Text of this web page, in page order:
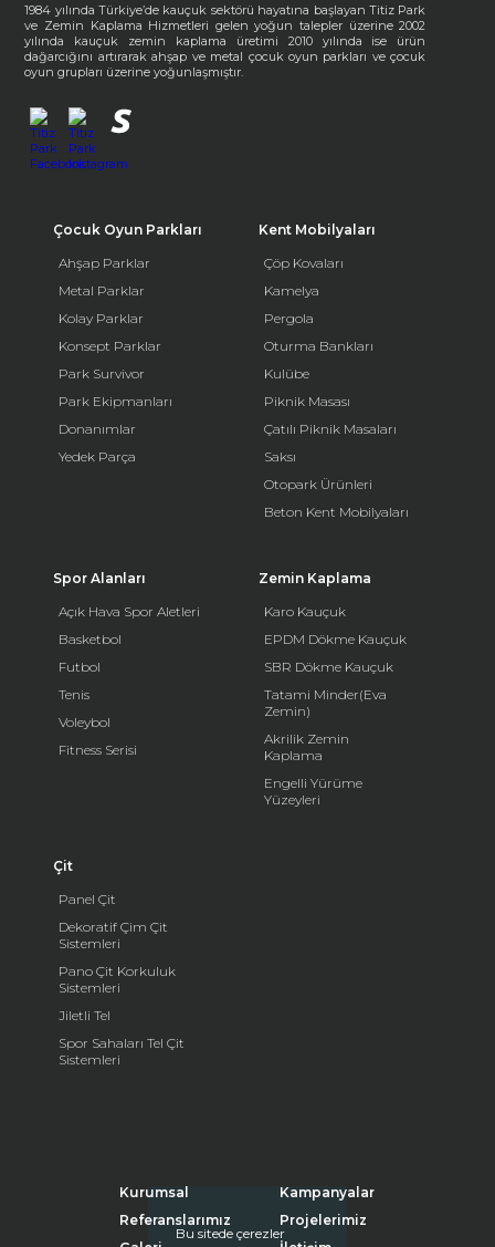
Bu sitede çerezler
1984 yılında Türkiye’de kauçuk sektörü hayatına başlayan Titiz Park
ve Zemin Kaplama Hizmetleri gelen yoğun talepler üzerine 2002
yılında kauçuk zemin kaplama üretimi 2010 yılında ise ürün
dağarcığını artırarak ahşap ve metal çocuk oyun parkları ve çocuk
oyun grupları üzerine yoğunlaşmıştır.
Çocuk Oyun Parkları
Ahşap Parklar
Metal Parklar
Kolay Parklar
Konsept Parklar
Park Survivor
Park Ekipmanları
Donanımlar
Yedek Parça
Kent Mobilyaları
Çöp Kovaları
Kamelya
Pergola
Oturma Bankları
Kulübe
Piknik Masası
Çatılı Piknik Masaları
Saksı
Otopark Ürünleri
Beton Kent Mobilyaları
Spor Alanları
Açık Hava Spor Aletleri
Basketbol
Futbol
Tenis
Voleybol
Fitness Serisi
Zemin Kaplama
Karo Kauçuk
EPDM Dökme Kauçuk
SBR Dökme Kauçuk
Tatami Minder(Eva
Zemin)
Akrilik Zemin
Kaplama
Engelli Yürüme
Yüzeyleri
Çit
Panel Çit
Dekoratif Çim Çit
Sistemleri
Pano Çit Korkuluk
Sistemleri
Jiletli Tel
Spor Sahaları Tel Çit
Sistemleri
Kurumsal
Kampanyalar
Referanslarımız
Projelerimiz